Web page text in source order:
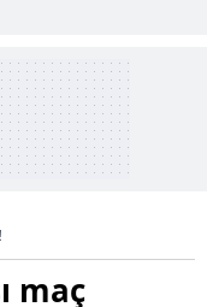
amaçlarıyla
yer alan panel
Bilgilendirme
maç